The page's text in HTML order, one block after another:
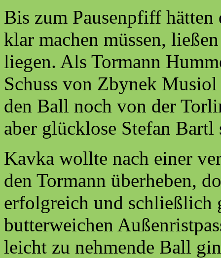
Bis zum Pausenpfiff
klar machen müssen,
liegen. Als Tormann
Schuss von Zbynek Musiol
den Ball noch von der
aber glücklose Stefan
Kavka wollte nach einer
den Tormann überheben,
erfolgreich und schließlich
butterweichen
leicht zu nehmende Ball